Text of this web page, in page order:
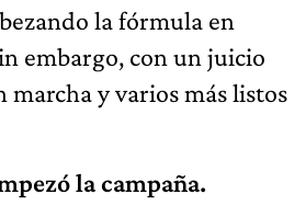
la fórmula en
embargo, con un juicio
marcha y varios más listos
la campaña.